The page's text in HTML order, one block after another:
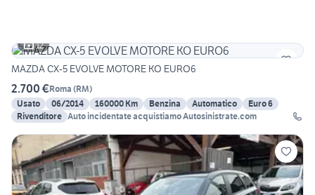
12
MAZDA CX-5 EVOLVE MOTORE KO EURO6
2.700 €Roma (RM)
Usato
06/2014 160000 Km Benzina Automatico
Euro 6
Rivenditore Auto incidentate acquistiamo Autosinistrate.com